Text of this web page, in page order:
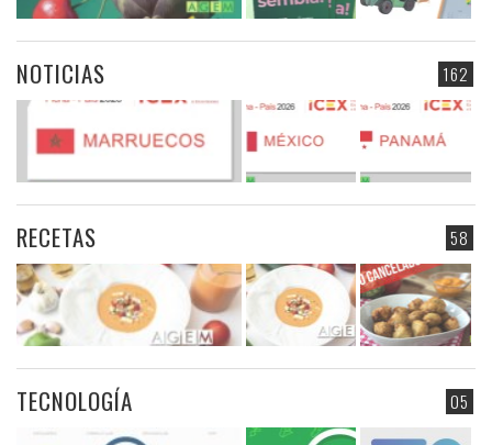
162
NOTICIAS
58
RECETAS
05
TECNOLOGÍA